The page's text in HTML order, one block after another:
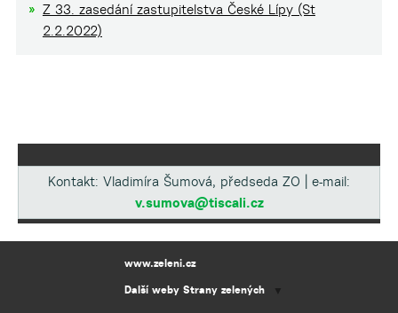
Z 33. zasedání zastupitelstva České Lípy (St
2.2.2022)
Kontakt: Vladimíra Šumová, předseda ZO | e-mail:
v.sumova@tiscali.cz
www.zeleni.cz
Další weby Strany zelených
▼